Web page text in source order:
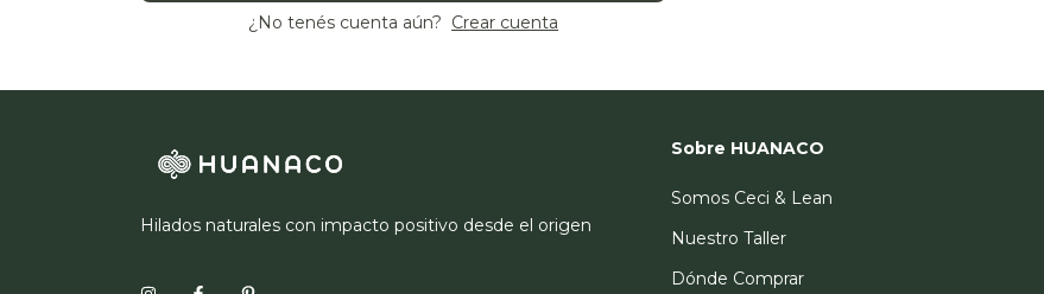
¿No tenés cuenta aún? Crear cuenta
Hilados naturales con impacto positivo desde el origen
Sobre HUANACO
Somos Ceci & Lean
Nuestro Taller
Dónde Comprar